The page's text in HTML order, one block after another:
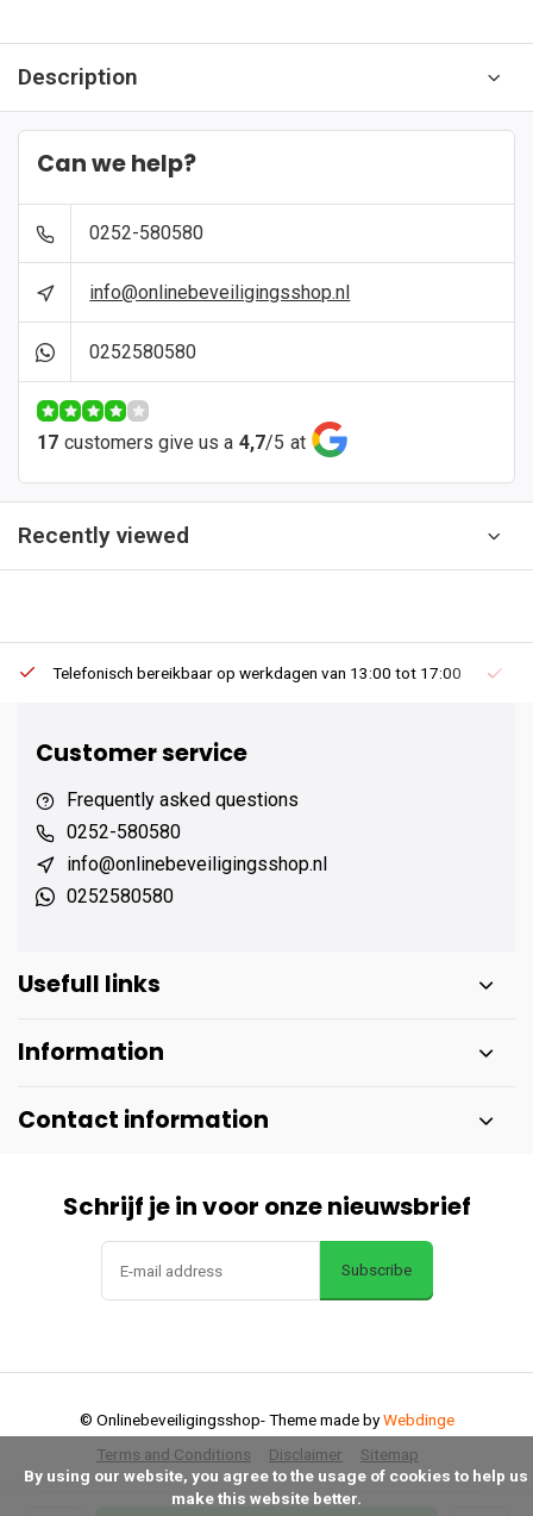
Description
Can we help?
0252-580580
info@onlinebeveiligingsshop.nl
0252580580
17 customers give us a 4,7/5 at
Recently viewed
Telefonisch bereikbaar op werkdagen van 13:00 tot 17:00
Customer service
Frequently asked questions
0252-580580
info@onlinebeveiligingsshop.nl
0252580580
Usefull links
Information
Contact information
Schrijf je in voor onze nieuwsbrief
Subscribe
Terms and Conditions Disclaimer Sitemap
© Onlinebeveiligingsshop- Theme made byWebdinge
make this website better.